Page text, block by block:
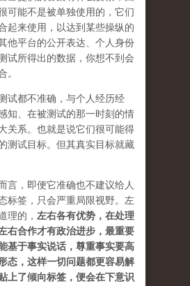
可能不是被单独使用的，它们
起来使用，以达到某些操纵的
他平台的公开表达、个人身份
试所得出的数据，你想不到会
。
试都不准确，与个人经历经
知、在被测试的那一时刻的情
关系。也就是说它们很可能得
测试目标。但其真实目标就藏
言，即便它准确也不建议给人
标签，只会严重局限视野。左
理的， 左右各有优势，在处理
右合作才有政治进步，最重要
基于事实说话，尊重事实要高
态，这样一切问题都更容易解
上了倾向标签，便会在下意识